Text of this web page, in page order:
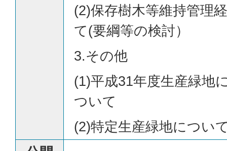
(2)保存樹木等維持管理
て(要綱等の検討）
3.その他
(1)平成31年度生産緑地
ついて
(2)特定生産緑地につい